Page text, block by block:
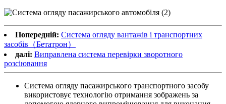
Попередній: Система огляду вантажів і транспортних
засобів（Бетатрон）
далі: Виправлена ​​система перевірки зворотного
розсіювання
Система огляду пасажирського транспортного засобу
використовує технологію отримання зображень за